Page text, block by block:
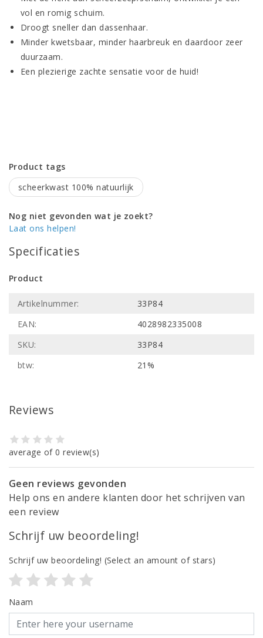
vol en romig schuim.
Droogt sneller dan dassenhaar.
Minder kwetsbaar, minder haarbreuk en daardoor zeer
duurzaam.
Een plezierige zachte sensatie voor de huid!
Product tags
scheerkwast 100% natuurlijk
Nog niet gevonden wat je zoekt?
Laat ons helpen!
Specificaties
Product
Artikelnummer:
33P84
EAN:
4028982335008
SKU:
33P84
btw:
21%
Reviews
average of 0 review(s)
Geen reviews gevonden
Help ons en andere klanten door het schrijven van
een review
Schrijf uw beoordeling!
Schrijf uw beoordeling! (Select an amount of stars)
Naam